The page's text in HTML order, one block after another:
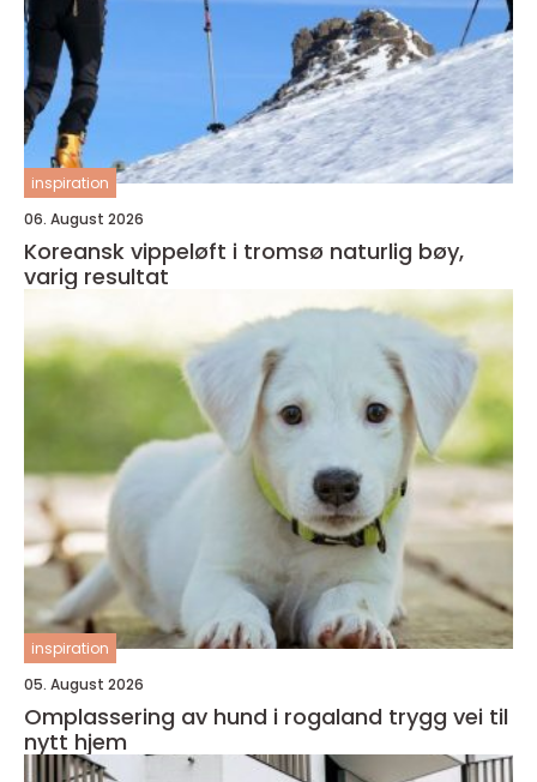
inspiration
06. August 2026
Koreansk vippeløft i tromsø naturlig bøy,
varig resultat
inspiration
05. August 2026
Omplassering av hund i rogaland trygg vei til
nytt hjem